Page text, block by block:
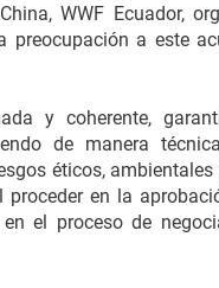
WWF Ecuador,
a este
y coherente,
de manera
éticos,
en la
el proceso de